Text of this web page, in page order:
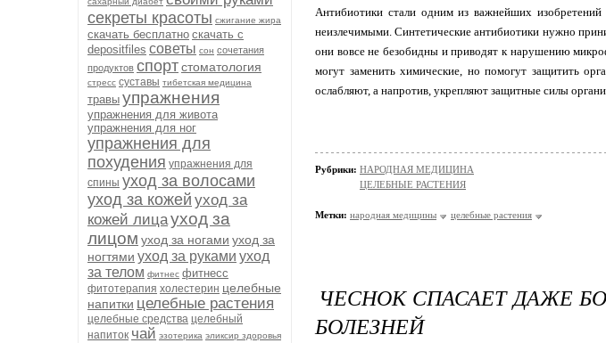
секреты красоты сжигание жира
скачать бесплатно скачать с
depositfiles советы сон сочетания
продуктов спортстоматология
стресс суставы тибетская медицина
травы упражнения
упражнения для живота
упражнения для ног
упражнения для
похудения упражнения для
спины уход за волосами
уход за кожей уход за
кожей лицауход за
лицом уход за ногами уход за
ногтями уход за руками уход
за телом фитнес фитнесс
фитотерапия холестерин целебные
напитки целебные растения
целебные средства целебный
напиток чай эзотерика эликсир здоровья
Антибиотики стали одним из важнейших
неизлечимыми. Синтетические антибиотики нужно
они вовсе не безобидны и приводят к нарушению
могут заменить химические, но помогут защитить
ослабляют, а напротив, укрепляют защитные силы
Рубрики: НАРОДНАЯ МЕДИЦИНА
ЦЕЛЕБНЫЕ РАСТЕНИЯ
Метки: народная медицины целебные растения
ЧЕСНОК СПАСАЕТ ДАЖЕ
БОЛЕЗНЕЙ